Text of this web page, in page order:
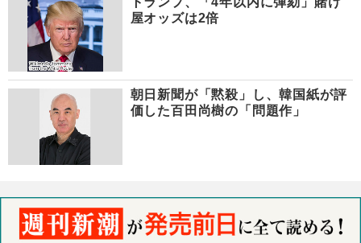
屋オッズは2倍
朝日新聞が「黙殺」し、韓国紙が評
価した百田尚樹の「問題作」